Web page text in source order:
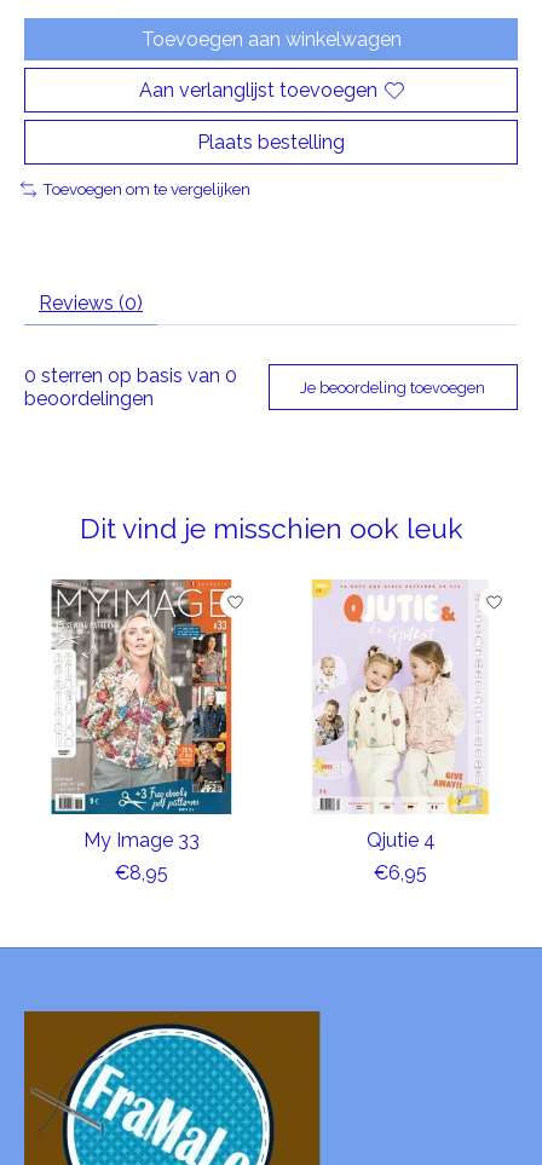
Toevoegen aan winkelwagen
Aan verlanglijst toevoegen
Plaats bestelling
Toevoegen om te vergelijken
Reviews (0)
0 sterren op basis van 0
beoordelingen
Je beoordeling toevoegen
Dit vind je misschien ook leuk
Items van productcarrousel
My Image 33
€8,95
Qjutie 4
€6,95